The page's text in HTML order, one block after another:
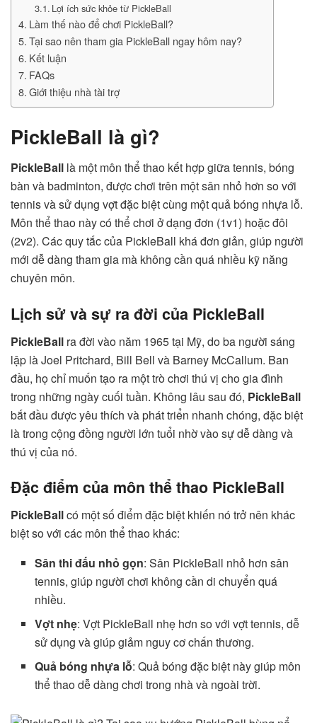
Lợi ích sức khỏe từ PickleBall
Làm thế nào để chơi PickleBall?
Tại sao nên tham gia PickleBall ngay hôm nay?
Kết luận
FAQs
Giới thiệu nhà tài trợ
PickleBall là gì?
PickleBall là một môn thể thao kết hợp giữa tennis, bóng
bàn và badminton, được chơi trên một sân nhỏ hơn so với
tennis và sử dụng vợt đặc biệt cùng một quả bóng nhựa lỗ.
Môn thể thao này có thể chơi ở dạng đơn (1v1) hoặc đôi
(2v2). Các quy tắc của PickleBall khá đơn giản, giúp người
mới dễ dàng tham gia mà không cần quá nhiều kỹ năng
chuyên môn.
Lịch sử và sự ra đời của PickleBall
PickleBall ra đời vào năm 1965 tại Mỹ, do ba người sáng
lập là Joel Pritchard, Bill Bell và Barney McCallum. Ban
đầu, họ chỉ muốn tạo ra một trò chơi thú vị cho gia đình
trong những ngày cuối tuần. Không lâu sau đó, PickleBall
bắt đầu được yêu thích và phát triển nhanh chóng, đặc biệt
là trong cộng đồng người lớn tuổi nhờ vào sự dễ dàng và
thú vị của nó.
Đặc điểm của môn thể thao PickleBall
PickleBallcó một số điểm đặc biệt khiến nó trở nên khác
biệt so với các môn thể thao khác:
Sân thi đấu nhỏ gọn: Sân PickleBall nhỏ hơn sân
tennis, giúp người chơi không cần di chuyển quá
nhiều.
Vợt nhẹ: Vợt PickleBall nhẹ hơn so với vợt tennis, dễ
sử dụng và giúp giảm nguy cơ chấn thương.
Quả bóng nhựa lỗ: Quả bóng đặc biệt này giúp môn
thể thao dễ dàng chơi trong nhà và ngoài trời.